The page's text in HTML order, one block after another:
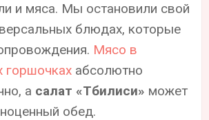
и мяса. Мы остановили свой
блюдах, которые
Мясо в
горшочках абсолютно
а салат «Тбилиси» может
обед.